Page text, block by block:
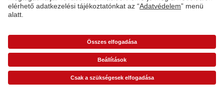
Szolgáltatásainkkal vagy megrendelésével kapcsolatos kérdések esetén
hívjon minket telefonon:06-1-451-1088Hétfő-vasárnap: 8:00–17:00 óráig.
*Az árak ajánlott fogyasztói árak és az ÁFÁ-t tartalmazzák, de nem tartalmazzák a
szállítási költséget (üzletben történő átvétel esetén sem).
A képen látható